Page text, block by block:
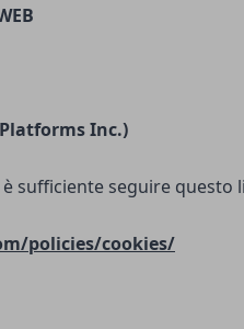
Inc.)
sufficiente seguire questo
policies/cookies/